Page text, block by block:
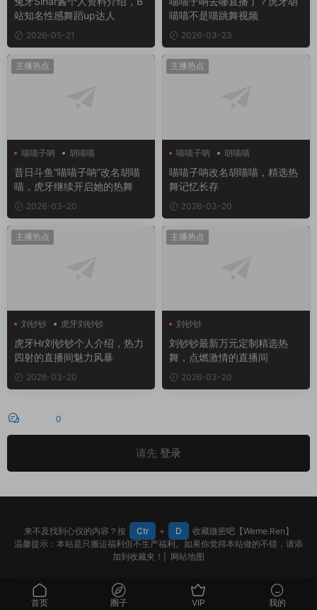
站知名性感舞蹈up达人
2026-05-21
喵喵不是喵跳舞视频
2026-03-23
主播热点
喵喵子呐 胡喵喵
昔日斗鱼“喵喵子呐”改名胡喵
喵，虎牙继续开启她的热舞
2026-03-20
主播热点
喵喵子呐 胡喵喵
喵喵子呐改名胡喵喵，精选热
舞记忆长存
2026-03-20
主播热点
刘钞钞 虎牙刘钞钞
虎牙Hr刘钞钞个人介绍，热力
四射的直播间魅力风暴
2026-03-20
主播热点
刘钞钞
刘钞钞最新万元定制精选热
舞，点燃激情的直播间
2026-03-20
0
请先 登录
来不及找到心仪的内容？按 Ctr + D
收藏微密吧【Weme.Ren】
温馨提示：本站是只搬运福利但不生产福利。如果你觉得本站做的不错，请添
加到收藏夹！| 网站地图
首页 圈子 VIP 我的